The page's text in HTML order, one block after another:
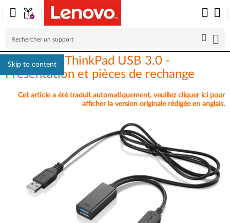
Skip to content
Câble en Y ThinkPad USB 3.0 -
Présentation et pièces de rechange
Cet article a été traduit automatiquement, veuillez cliquer ici pour
afficher la version originale rédigée en anglais.